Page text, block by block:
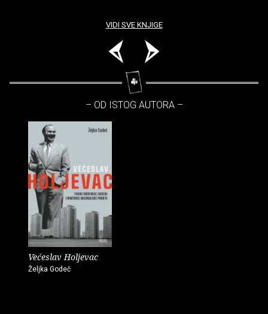
VIDI SVE KNJIGE
– OD ISTOG AUTORA –
Većeslav Holjevac
Željka Godeč